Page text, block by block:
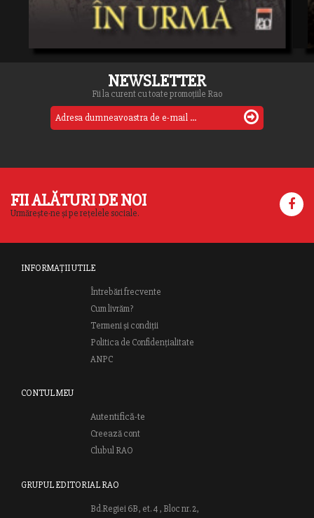
NEWSLETTER
Fii la curent cu toate promoțiile Rao
FII ALĂTURI DE NOI
Urmărește-ne și pe rețelele sociale.
INFORMAȚII UTILE
Întrebări frecvente
Cum livrăm?
Termeni și condiții
Politica de Confidențialitate
ANPC
CONTUL MEU
Autentifică-te
Creează cont
Clubul RAO
GRUPUL EDITORIAL RAO
Bd.Regiei 6B, et. 4 , Bloc nr. 2,